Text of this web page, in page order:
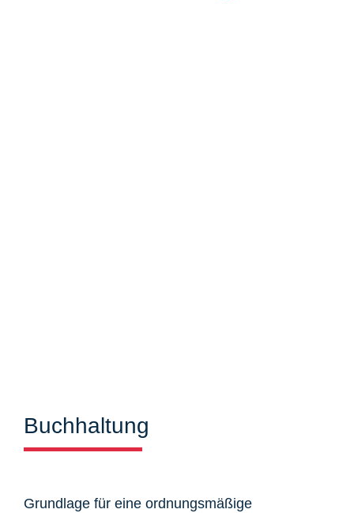
Buchhaltung
Grundlage für eine ordnungsmäßige